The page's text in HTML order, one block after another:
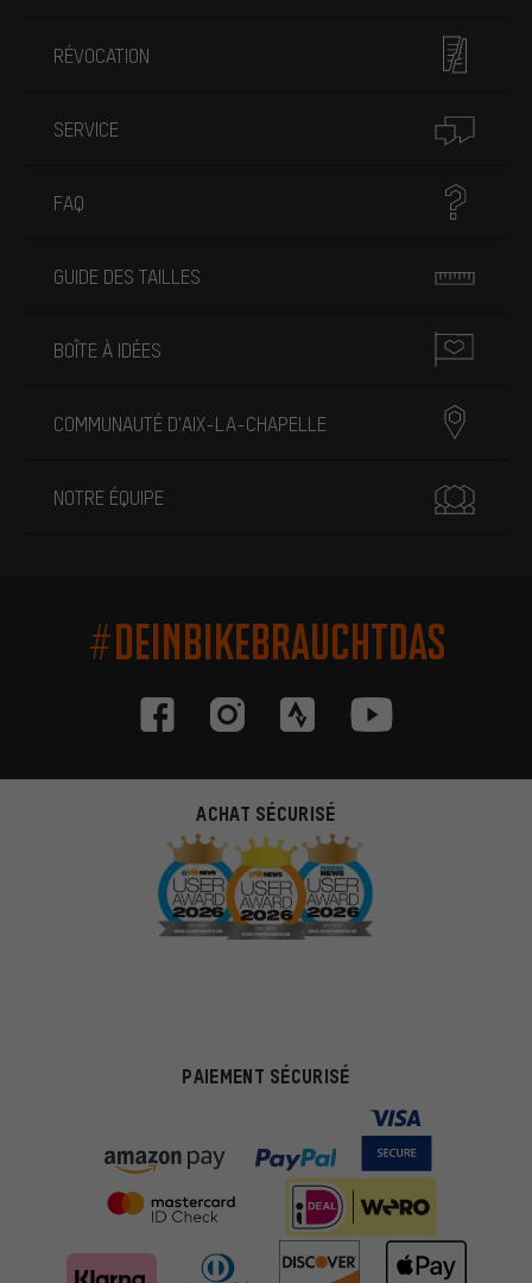
RÉVOCATION
SERVICE
FAQ
GUIDE DES TAILLES
BOÎTE À IDÉES
COMMUNAUTÉ D'AIX-LA-CHAPELLE
NOTRE ÉQUIPE
#DEINBIKEBRAUCHTDAS
ACHAT SÉCURISÉ
PAIEMENT SÉCURISÉ